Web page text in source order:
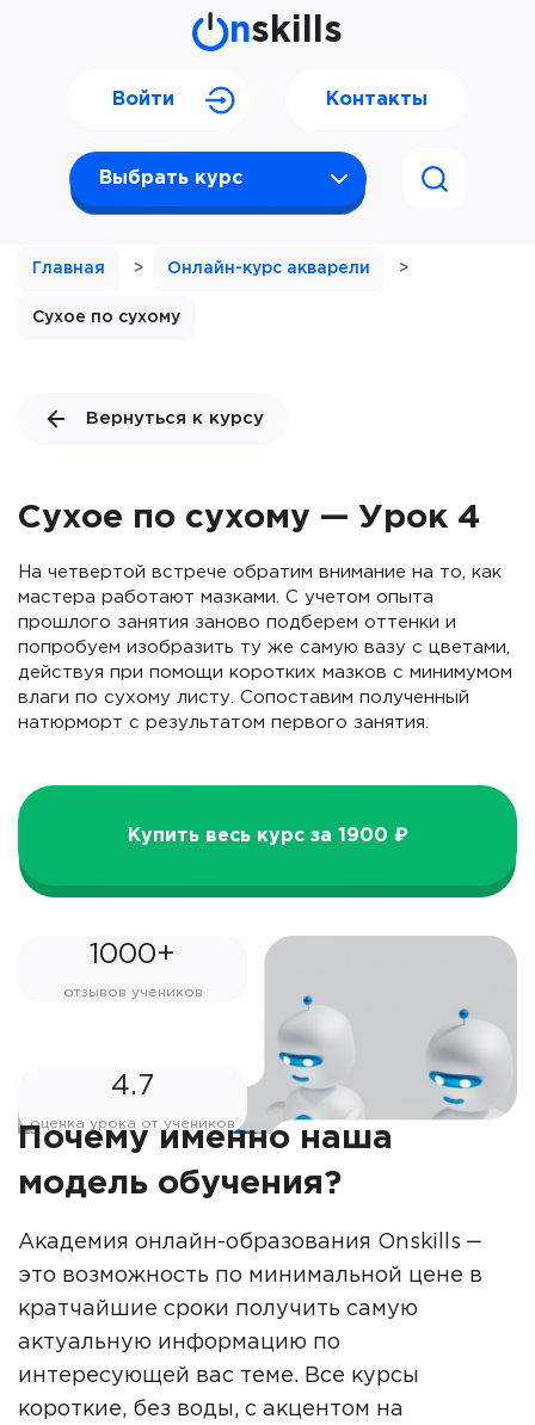
nskills
Выбрать курс
Войти Контакты
Главная > Онлайн-курс акварели >
Сухое по сухому
Вернуться к курсу
Сухое по сухому — Урок 4
На четвертой встрече обратим внимание на то, как
мастера работают мазками. С учетом опыта
прошлого занятия заново подберем оттенки и
попробуем изобразить ту же самую вазу с цветами,
действуя при помощи коротких мазков с минимумом
влаги по сухому листу. Сопоставим полученный
натюрморт с результатом первого занятия.
Купить весь курс за 1900 ₽
1000+
отзывов учеников
4.7
оценка урока от учеников
Почему именно наша
модель обучения?
Академия онлайн-образования Onskills ‒
это возможность по минимальной цене в
кратчайшие сроки получить самую
актуальную информацию по
интересующей вас теме. Все курсы
короткие, без воды, с акцентом на